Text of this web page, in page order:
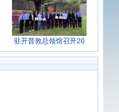
驻开普敦总领馆召开20